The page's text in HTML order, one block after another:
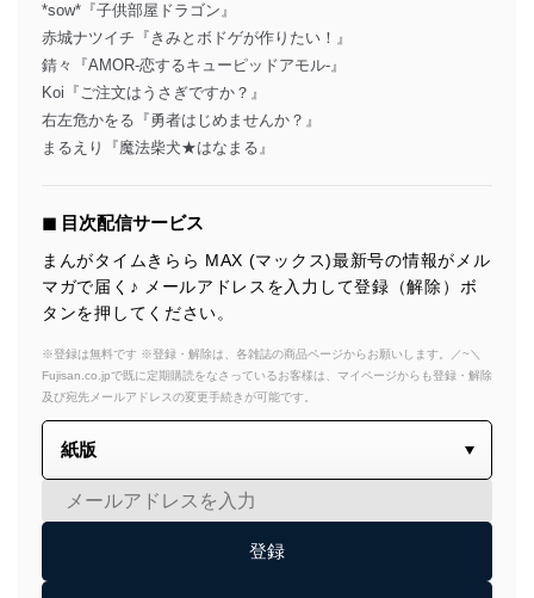
*sow*『子供部屋ドラゴン』
赤城ナツイチ『きみとボドゲが作りたい！』
錆々『AMOR-恋するキューピッドアモル-』
Koi『ご注文はうさぎですか？』
右左危かをる『勇者はじめませんか？』
まるえり『魔法柴犬★はなまる』
◼︎ 目次配信サービス
まんがタイムきらら MAX (マックス)最新号の情報がメル
マガで届く♪ メールアドレスを入力して登録（解除）ボ
タンを押してください。
※登録は無料です ※登録・解除は、各雑誌の商品ページからお願いします。／~＼
Fujisan.co.jpで既に定期購読をなさっているお客様は、マイページからも登録・解除
及び宛先メールアドレスの変更手続きが可能です。